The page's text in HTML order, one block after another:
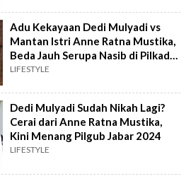
Adu Kekayaan Dedi Mulyadi vs
Mantan Istri Anne Ratna Mustika,
Beda Jauh Serupa Nasib di Pilkada
2024!
LIFESTYLE
Dedi Mulyadi Sudah Nikah Lagi?
Cerai dari Anne Ratna Mustika,
Kini Menang Pilgub Jabar 2024
LIFESTYLE